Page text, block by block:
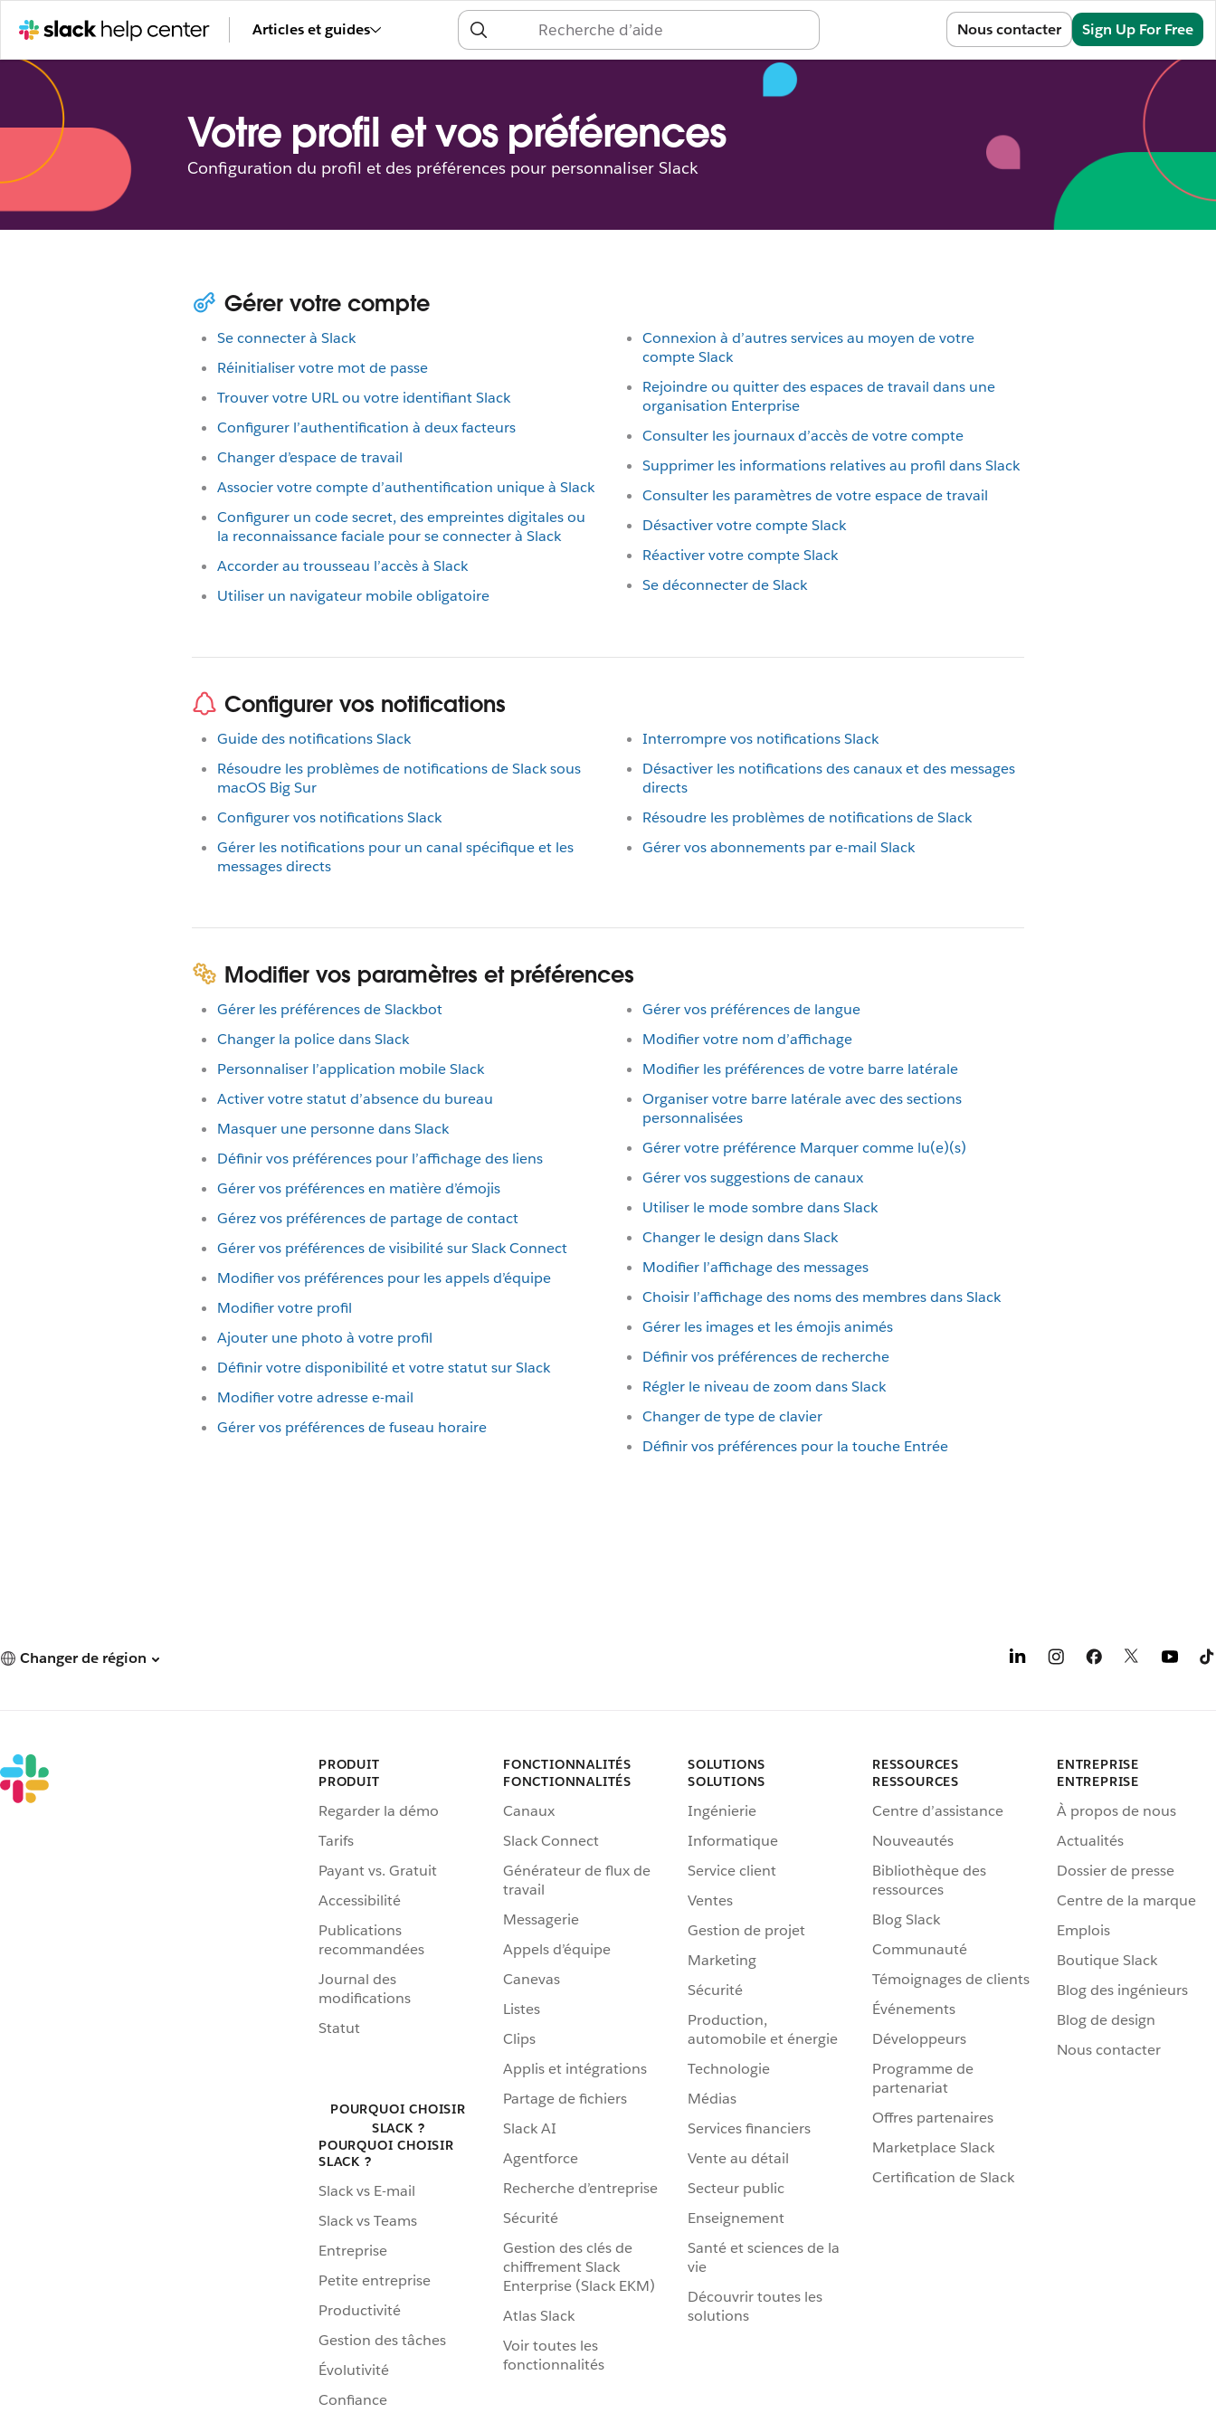
Articles et guides Nous contacter Sign Up For Free
Votre profil et vos préférences
Configuration du profil et des préférences pour personnaliser Slack
Gérer votre compte
Se connecter à Slack
Réinitialiser votre mot de passe
Trouver votre URL ou votre identifiant Slack
Configurer l’authentification à deux facteurs
Changer d’espace de travail
Associer votre compte d’authentification unique à Slack
Configurer un code secret, des empreintes digitales ou
la reconnaissance faciale pour se connecter à Slack
Accorder au trousseau l’accès à Slack
Utiliser un navigateur mobile obligatoire
Connexion à d’autres services au moyen de votre
compte Slack
Rejoindre ou quitter des espaces de travail dans une
organisation Enterprise
Consulter les journaux d’accès de votre compte
Supprimer les informations relatives au profil dans Slack
Consulter les paramètres de votre espace de travail
Désactiver votre compte Slack
Réactiver votre compte Slack
Se déconnecter de Slack
Configurer vos notifications
Guide des notifications Slack
Résoudre les problèmes de notifications de Slack sous
macOS Big Sur
Configurer vos notifications Slack
Gérer les notifications pour un canal spécifique et les
messages directs
Interrompre vos notifications Slack
Désactiver les notifications des canaux et des messages
directs
Résoudre les problèmes de notifications de Slack
Gérer vos abonnements par e-mail Slack
Modifier vos paramètres et préférences
Gérer les préférences de Slackbot
Changer la police dans Slack
Personnaliser l’application mobile Slack
Activer votre statut d’absence du bureau
Masquer une personne dans Slack
Définir vos préférences pour l’affichage des liens
Gérer vos préférences en matière d’émojis
Gérez vos préférences de partage de contact
Gérer vos préférences de visibilité sur Slack Connect
Modifier vos préférences pour les appels d’équipe
Modifier votre profil
Ajouter une photo à votre profil
Définir votre disponibilité et votre statut sur Slack
Modifier votre adresse e-mail
Gérer vos préférences de fuseau horaire
Gérer vos préférences de langue
Modifier votre nom d’affichage
Modifier les préférences de votre barre latérale
Organiser votre barre latérale avec des sections
personnalisées
Gérer votre préférence Marquer comme lu(e)(s)
Gérer vos suggestions de canaux
Utiliser le mode sombre dans Slack
Changer le design dans Slack
Modifier l’affichage des messages
Choisir l’affichage des noms des membres dans Slack
Gérer les images et les émojis animés
Définir vos préférences de recherche
Régler le niveau de zoom dans Slack
Changer de type de clavier
Définir vos préférences pour la touche Entrée
Changer de région
PRODUIT
PRODUIT
Regarder la démo
Tarifs
Payant vs. Gratuit
Accessibilité
Publications
recommandées
Journal des
modifications
Statut
POURQUOI CHOISIR
SLACK ?
POURQUOI CHOISIR
SLACK ?
Slack vs E-mail
Slack vs Teams
Entreprise
Petite entreprise
Productivité
Gestion des tâches
Évolutivité
Confiance
FONCTIONNALITÉS
FONCTIONNALITÉS
Canaux
Slack Connect
Générateur de flux de
travail
Messagerie
Appels d’équipe
Canevas
Listes
Clips
Applis et intégrations
Partage de fichiers
Slack AI
Agentforce
Recherche d’entreprise
Sécurité
Gestion des clés de
chiffrement Slack
Enterprise (Slack EKM)
Atlas Slack
Voir toutes les
fonctionnalités
SOLUTIONS
SOLUTIONS
Ingénierie
Informatique
Service client
Ventes
Gestion de projet
Marketing
Sécurité
Production,
automobile et énergie
Technologie
Médias
Services financiers
Vente au détail
Secteur public
Enseignement
Santé et sciences de la
vie
Découvrir toutes les
solutions
RESSOURCES
RESSOURCES
Centre d’assistance
Nouveautés
Bibliothèque des
ressources
Blog Slack
Communauté
Témoignages de clients
Événements
Développeurs
Programme de
partenariat
Offres partenaires
Marketplace Slack
Certification de Slack
ENTREPRISE
ENTREPRISE
À propos de nous
Actualités
Dossier de presse
Centre de la marque
Emplois
Boutique Slack
Blog des ingénieurs
Blog de design
Nous contacter